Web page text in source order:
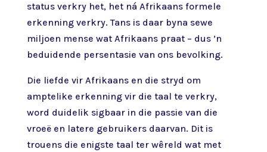
status verkry het, het ná Afrikaans formele
erkenning verkry. Tans is daar byna sewe
miljoen mense wat Afrikaans praat – dus ’n
beduidende persentasie van ons bevolking.
Die liefde vir Afrikaans en die stryd om
amptelike erkenning vir die taal te verkry,
word duidelik sigbaar in die passie van die
vroeë en latere gebruikers daarvan. Dit is
trouens die enigste taal ter wêreld wat met